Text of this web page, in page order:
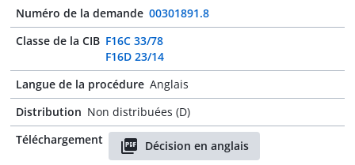
Numéro de la demande 00301891.8
Classe de la CIB F16C 33/78
F16D 23/14
Langue de la procédure Anglais
Distribution Non distribuées (D)
Téléchargement
Décision en anglais